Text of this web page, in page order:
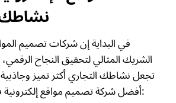
نشاطك
في البداية إن شركات تصميم
الشريك المثالي لتحقيق النجاح
تجعل نشاطك التجاري أكثر تميز
أفضل شركة تصميم مواقع إلكترونية في السعودية ما يلي: